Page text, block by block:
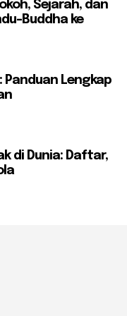
Sejarah, dan
Buddha ke
Lengkap
di Dunia: Daftar,